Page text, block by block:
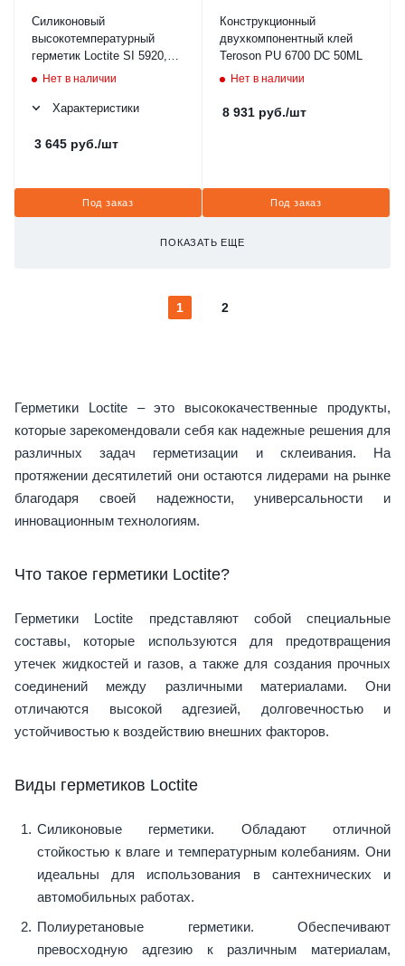
Силиконовый
высокотемпературный
герметик Loctite SI 5920,
300 мл (CO CR)
Нет в наличии
Характеристики
3 645 руб./шт
Под заказ
Конструкционный
двухкомпонентный клей
Teroson PU 6700 DC 50ML
Нет в наличии
8 931 руб./шт
Под заказ
ПОКАЗАТЬ ЕЩЕ
1 2
Герметики Loctite – это высококачественные продукты,
которые зарекомендовали себя как надежные решения для
различных задач герметизации и склеивания. На
протяжении десятилетий они остаются лидерами на рынке
благодаря своей надежности, универсальности и
инновационным технологиям.
Что такое герметики Loctite?
Герметики Loctite представляют собой специальные
составы, которые используются для предотвращения
утечек жидкостей и газов, а также для создания прочных
соединений между различными материалами. Они
отличаются высокой адгезией, долговечностью и
устойчивостью к воздействию внешних факторов.
Виды герметиков Loctite
Силиконовые герметики. Обладают отличной
стойкостью к влаге и температурным колебаниям. Они
идеальны для использования в сантехнических и
автомобильных работах.
Полиуретановые герметики. Обеспечивают
превосходную адгезию к различным материалам,